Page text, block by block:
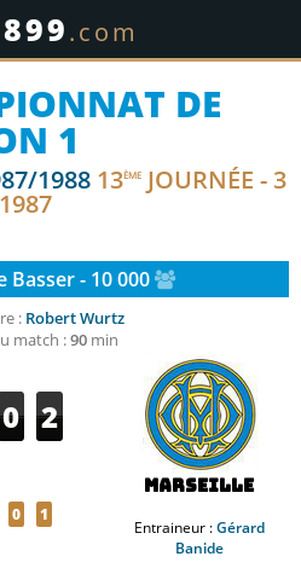
.com
DE
1
1988 13ÈME JOURNÉE - 3
Basser - 10 000
: Robert Wurtz
match :90min
0 2
0 1
Marseille
Entraineur :Gérard
Banide